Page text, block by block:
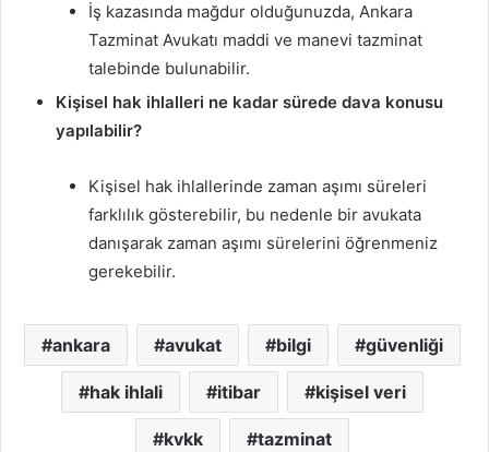
İş kazasında mağdur olduğunuzda, Ankara
Tazminat Avukatı maddi ve manevi tazminat
talebinde bulunabilir.
Kişisel hak ihlalleri ne kadar sürede dava konusu
yapılabilir?
Kişisel hak ihlallerinde zaman aşımı süreleri
farklılık gösterebilir, bu nedenle bir avukata
danışarak zaman aşımı sürelerini öğrenmeniz
gerekebilir.
ankara avukat bilgi güvenliği
hak ihlali itibar kişisel veri
kvkk tazminat